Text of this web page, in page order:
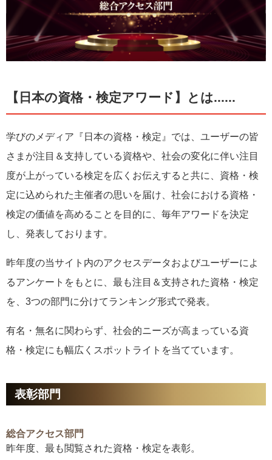
【日本の資格・検定アワード】とは......
学びのメディア『日本の資格・検定』では、ユーザーの皆
さまが注目＆支持している資格や、社会の変化に伴い注目
度が上がっている検定を広くお伝えすると共に、資格・検
定に込められた主催者の思いを届け、社会における資格・
検定の価値を高めることを目的に、毎年アワードを決定
し、発表しております。
昨年度の当サイト内のアクセスデータおよびユーザーによ
るアンケートをもとに、最も注目＆支持された資格・検定
を、3つの部門に分けてランキング形式で発表。
有名・無名に関わらず、社会的ニーズが高まっている資
格・検定にも幅広くスポットライトを当てています。
表彰部門
総合アクセス部門
昨年度、最も閲覧された資格・検定を表彰。